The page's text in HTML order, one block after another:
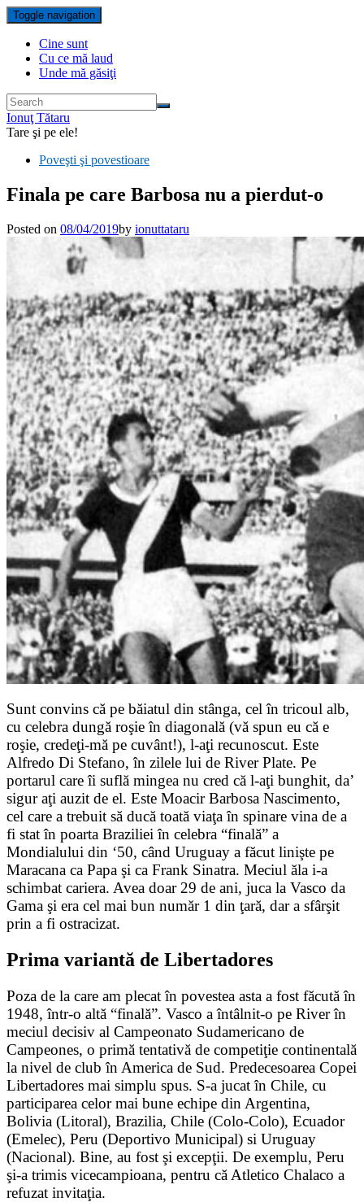
Toggle navigation
Cine sunt
Cu ce mă laud
Unde mă găsiţi
Ionuţ Tătaru
Tare şi pe ele!
Poveşti şi povestioare
Finala pe care Barbosa nu a pierdut-o
Posted on 08/04/2019by ionuttataru
Sunt convins că pe băiatul din stânga, cel în tricoul alb,
cu celebra dungă roşie în diagonală (vă spun eu că e
roşie, credeţi-mă pe cuvânt!), l-aţi recunoscut. Este
Alfredo Di Stefano, în zilele lui de River Plate. Pe
portarul care îi suflă mingea nu cred că l-aţi bunghit, da’
sigur aţi auzit de el. Este Moacir Barbosa Nascimento,
cel care a trebuit să ducă toată viaţa în spinare vina de a
fi stat în poarta Braziliei în celebra “finală” a
Mondialului din ‘50, când Uruguay a făcut linişte pe
Maracana ca Papa şi ca Frank Sinatra. Meciul ăla i-a
schimbat cariera. Avea doar 29 de ani, juca la Vasco da
Gama şi era cel mai bun număr 1 din ţară, dar a sfârşit
prin a fi ostracizat.
Prima variantă de Libertadores
Poza de la care am plecat în povestea asta a fost făcută în
1948, într-o altă “finală”. Vasco a întâlnit-o pe River în
meciul decisiv al Campeonato Sudamericano de
Campeones, o primă tentativă de competiţie continentală
la nivel de club în America de Sud. Predecesoarea Copei
Libertadores mai simplu spus. S-a jucat în Chile, cu
participarea celor mai bune echipe din Argentina,
Bolivia (Litoral), Brazilia, Chile (Colo-Colo), Ecuador
(Emelec), Peru (Deportivo Municipal) si Uruguay
(Nacional). Bine, au fost şi excepţii. De exemplu, Peru
şi-a trimis vicecampioana, pentru că Atletico Chalaco a
refuzat invitaţia.